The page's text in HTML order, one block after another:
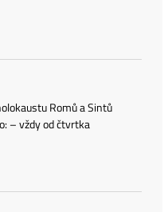
Romů a Sintů
– vždy od čtvrtka